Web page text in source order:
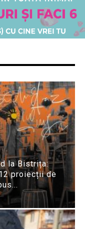
la Bistrița:
proiecții de